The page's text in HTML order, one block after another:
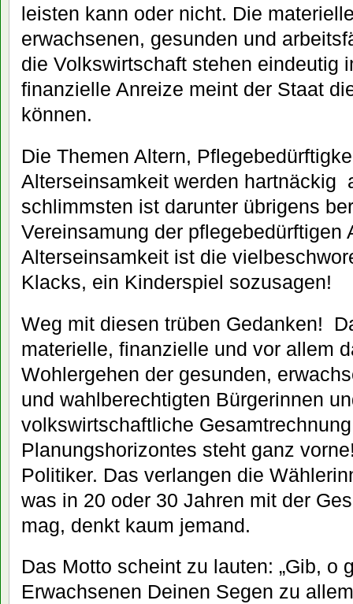
leisten kann oder nicht. Die
erwachsenen, gesunden und
die Volkswirtschaft stehen eindeutig
finanzielle Anreize meint der Staat
können.
Die Themen Altern,
Alterseinsamkeit werden hartnäckig
schlimmsten ist darunter übrigens
Vereinsamung der pflegebedürftigen
Alterseinsamkeit ist die
Klacks, ein Kinderspiel sozusagen!
Weg mit diesen trüben Gedanken!
materielle, finanzielle und vor allem
Wohlergehen der gesunden,
und wahlberechtigten Bürgerinnen
volkswirtschaftliche
Planungshorizontes steht ganz
Politiker. Das verlangen die
was in 20 oder 30 Jahren mit der
mag, denkt kaum jemand.
Das Motto scheint zu lauten: „Gib, o
Erwachsenen Deinen Segen zu